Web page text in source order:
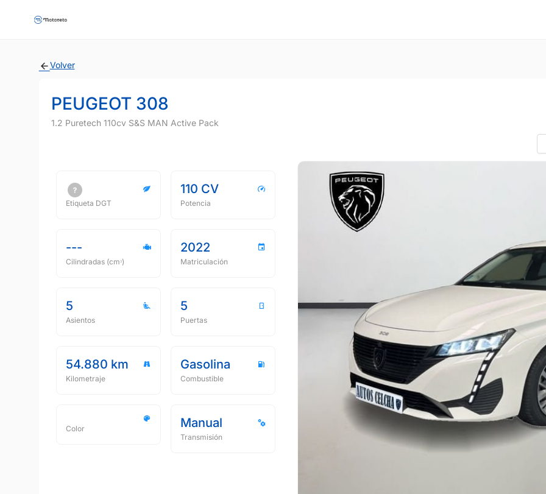
Volver
PEUGEOT 308
1.2 Puretech 110cv S&S MAN Active Pack
Etiqueta DGT
110 CV
Potencia
---
Cilindradas (cmᵌ)
2022
Matriculación
5
Asientos
5
Puertas
54.880 km
Kilometraje
Gasolina
Combustible
Color Manual
Transmisión